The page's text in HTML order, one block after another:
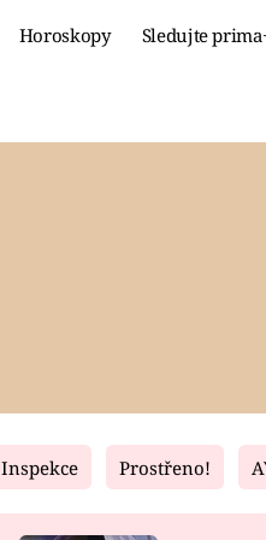
Horoskopy Sledujte
Fresh
Inspekce Prostřeno!